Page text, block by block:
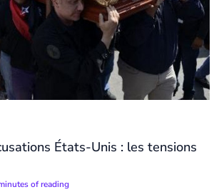
États-Unis : les tensions
of reading